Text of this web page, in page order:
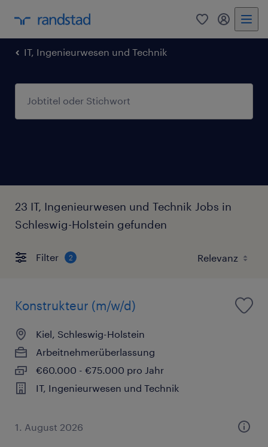
0 Mein
IT, Ingenieurwesen und Technik
23 IT, Ingenieurwesen und Technik Jobs in
Schleswig-Holstein gefunden
Filter 2
Konstrukteur (m/w/d)
Kiel, Schleswig-Holstein
Arbeitnehmerüberlassung
€60.000 - €75.000 pro Jahr
IT, Ingenieurwesen und Technik
1. August 2026